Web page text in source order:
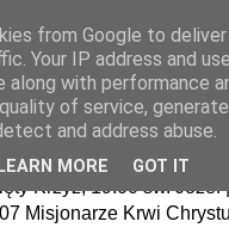
Krzyż, 19:00 św. Józef
Misjonarze Krwi
from Google to
Your IP address and
along with performance
of service,
and address abuse.
LEARN MORE GOT IT